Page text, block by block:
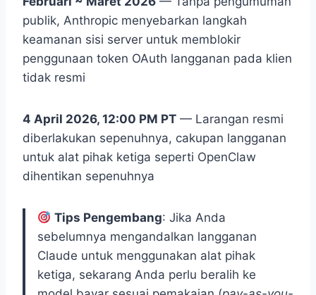
publik, Anthropic menyebarkan langkah
keamanan sisi server untuk memblokir
penggunaan token OAuth langganan pada klien
tidak resmi
4 April 2026, 12:00 PM PT — Larangan resmi
diberlakukan sepenuhnya, cakupan langganan
untuk alat pihak ketiga seperti OpenClaw
dihentikan sepenuhnya
Tips Pengembang: Jika Anda
sebelumnya mengandalkan langganan
Claude untuk menggunakan alat pihak
ketiga, sekarang Anda perlu beralih ke